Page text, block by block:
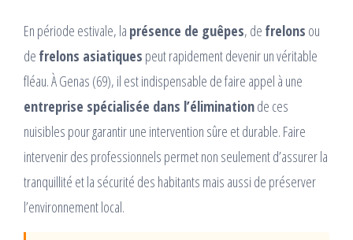
En période estivale, la présence de guêpes, de frelons ou
de frelons asiatiques peut rapidement devenir un véritable
fléau. À Genas (69), il est indispensable de faire appel à une
entreprise spécialisée dans l’éliminationde ces
nuisibles pour garantir une intervention sûre et durable. Faire
intervenir des professionnels permet non seulement d’assurer la
tranquillité et la sécurité des habitants mais aussi de préserver
l’environnement local.